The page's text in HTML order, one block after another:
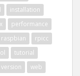
installation
performance
raspbian
rpicc
tutorial
version
web